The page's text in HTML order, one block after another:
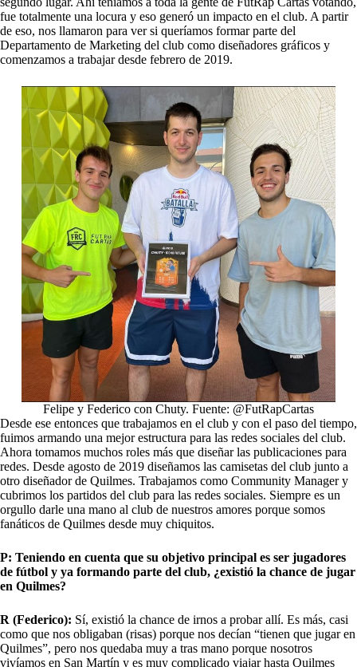
fue totalmente una locura y eso generó un impacto en el club. A partir
de eso, nos llamaron para ver si queríamos formar parte del
Departamento de Marketing del club como diseñadores gráficos y
comenzamos a trabajar desde febrero de 2019.
Felipe y Federico con Chuty. Fuente: @FutRapCartas
Desde ese entonces que trabajamos en el club y con el paso del tiempo,
fuimos armando una mejor estructura para las redes sociales del club.
Ahora tomamos muchos roles más que diseñar las publicaciones para
redes. Desde agosto de 2019 diseñamos las camisetas del club junto a
otro diseñador de Quilmes. Trabajamos como Community Manager y
cubrimos los partidos del club para las redes sociales. Siempre es un
orgullo darle una mano al club de nuestros amores porque somos
fanáticos de Quilmes desde muy chiquitos.
P: Teniendo en cuenta que su objetivo principal es ser jugadores
de fútbol y ya formando parte del club, ¿existió la chance de jugar
en Quilmes?
R (Federico): Sí, existió la chance de irnos a probar allí. Es más, casi
como que nos obligaban (risas) porque nos decían “tienen que jugar en
Quilmes”, pero nos quedaba muy a tras mano porque nosotros
vivíamos en San Martín y es muy complicado viajar hasta Quilmes